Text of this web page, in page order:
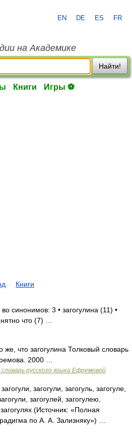
EN DE ES FR
на Академике
Найти!
Книги Игры ⚽
Книги
синонимов: 3 • загогулина (11) •
что (7) …
же, что загогулина Толковый словарь
2000 …
русского языка Ефремовой
загогули, загогуль, загогуле,
загогулей, загогулею,
(Источник: «Полная
по А. А. Зализняку») …